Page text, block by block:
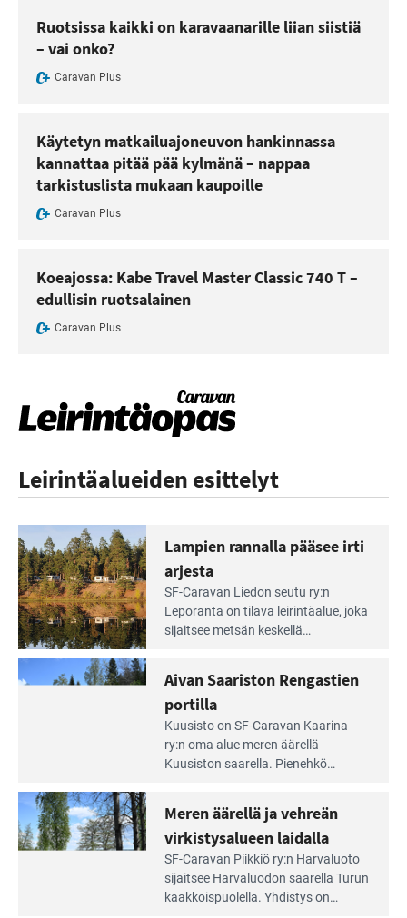
Ruotsissa kaikki on karavaanarille liian siistiä
– vai onko?
Caravan Plus
Käytetyn matkailuajoneuvon hankinnassa
kannattaa pitää pää kylmänä – nappaa
tarkistuslista mukaan kaupoille
Caravan Plus
Koeajossa: Kabe Travel Master Classic 740 T –
edullisin ruotsalainen
Caravan Plus
Leirintäalueiden esittelyt
Lue
Leirintäoppaan
artikkeli:
Lampien
rannalla
pääsee
Lampien rannalla pääsee irti
arjesta
SF-Caravan Liedon seutu ry:n
Leporanta on tilava leirintäalue, joka
sijaitsee metsän kes­kellä
tarjoaa ympäris­töineen kauniit
maisemat ja loistavat virkistäytymis­
mahdollisuudet.
Saariston
Rengastien
portilla
Aivan Saariston Rengastien
portilla
Kuusisto on SF-Caravan Kaarina
ry:n oma alue meren äärellä
Kuusiston saarella. Pie­nehkö
Meren äärellä ja vehreän
virkistysalueen laidalla
SF-Caravan Piikkiö ry:n Harvaluoto
sijait­see Harvaluodon saarella Turun
kaakkois­puolella. Yhdistys on